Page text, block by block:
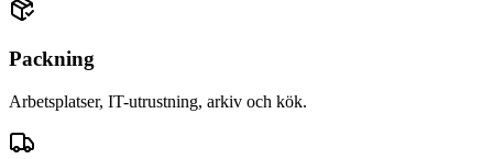
Packning
Arbetsplatser, IT-utrustning, arkiv och kök.